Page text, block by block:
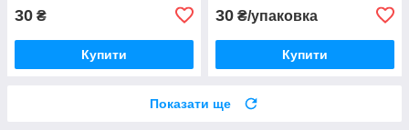
30 ₴
Купити
30 ₴/упаковка
Купити
Показати ще